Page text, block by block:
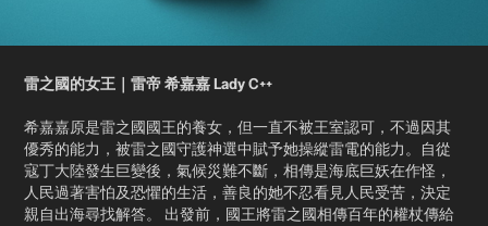
雷之國的女王｜雷帝 希嘉嘉 Lady C++
希嘉嘉原是雷之國國王的養女，但一直不被王室認可，不過因其
優秀的能力，被雷之國守護神選中賦予她操縱雷電的能力。自從
寇丁大陸發生巨變後，氣候災難不斷，相傳是海底巨妖在作怪，
人民過著害怕及恐懼的生活，善良的她不忍看見人民受苦，決定
親自出海尋找解答。 出發前，國王將雷之國相傳百年的權杖傳給